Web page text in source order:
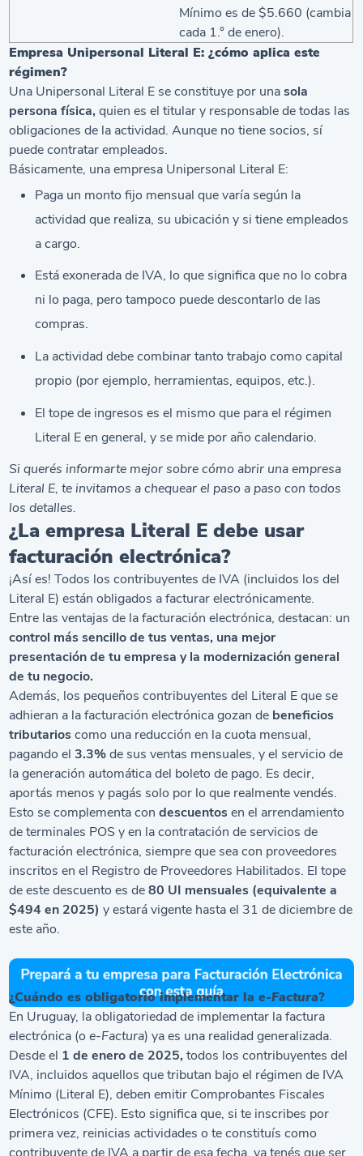
Mínimo es de $5.660 (cambia
cada 1.° de enero).
Empresa Unipersonal Literal E: ¿cómo aplica este
régimen?
Una Unipersonal Literal E se constituye por unasola
persona física, quien es el titular y responsable de todas las
obligaciones de la actividad. Aunque no tiene socios, sí
puede contratar empleados.
Básicamente, una empresa Unipersonal Literal E:
Paga un monto fijo mensual que varía según la
actividad que realiza, su ubicación y si tiene empleados
a cargo.
Está exonerada de IVA, lo que significa que no lo cobra
ni lo paga, pero tampoco puede descontarlo de las
compras.
La actividad debe combinar tanto trabajo como capital
propio (por ejemplo, herramientas, equipos, etc.).
El tope de ingresos es el mismo que para el régimen
Literal E en general, y se mide por año calendario.
Si querés informarte mejor sobrecómo abrir una empresa
Literal E, te invitamos a chequear el paso a paso con todos
los detalles.
¿La empresa Literal E debe usar
facturación electrónica?
¡Así es! Todos los contribuyentes de IVA (incluidos los del
Literal E) están obligados afacturar electrónicamente.
Entre las ventajas de la facturación electrónica, destacan: un
control más sencillo de tus ventas, una mejor
presentación de tu empresa y la modernización general
de tu negocio.
Además, los pequeños contribuyentes del Literal E que se
adhieran a la facturación electrónica gozan de beneficios
tributarioscomo una reducción en la cuota mensual,
pagando el3.3%de sus ventas mensuales, y el servicio de
la generación automática del boleto de pago. Es decir,
aportás menos y pagás solo por lo que realmente vendés.
Esto se complementa condescuentosen el arrendamiento
de terminales POS y en la contratación de servicios de
facturación electrónica, siempre que sea con proveedores
inscritos en el Registro de Proveedores Habilitados. El tope
de este descuento es de80 UI mensuales (equivalente a
$494 en 2025) y estará vigente hasta el 31 de diciembre de
este año.
¿Cuándo es obligatorio implementar lae-Factura?
En Uruguay, la obligatoriedad de implementar la factura
electrónica (oe-Factura) ya es una realidad generalizada.
Desde el 1 de enero de 2025, todos los contribuyentes del
IVA, incluidos aquellos que tributan bajo el régimen de IVA
Mínimo (Literal E), deben emitir Comprobantes Fiscales
Electrónicos (CFE). Esto significa que, si te inscribes por
primera vez, reinicias actividades o te constituís como